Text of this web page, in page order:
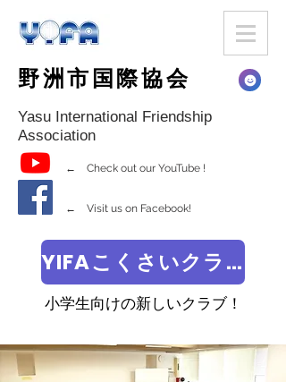
野洲市国際協会
Yasu International Friendship
Association
← Check out our YouTube !
← Visit us on Facebook!
YIFAこくさいクラブ
小学生向けの新しいクラブ！